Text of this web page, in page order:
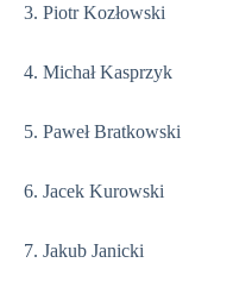
3. Piotr Kozłowski
4. Michał Kasprzyk
5. Paweł Bratkowski
6. Jacek Kurowski
7. Jakub Janicki